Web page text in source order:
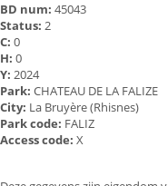
BD num: 45043
Status: 2
C: 0
H: 0
Y: 2024
Park: CHATEAU DE LA FALIZE
City: La Bruyère (Rhisnes)
Park code: FALIZ
Access code: X